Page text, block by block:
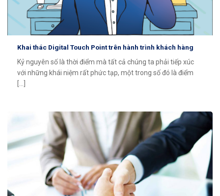
Khai thác Digital Touch Point trên hành trình khách hàng
Kỷ nguyên số là thời điểm mà tất cả chúng ta phải tiếp xúc
với những khái niệm rất phức tạp, một trong số đó là điểm